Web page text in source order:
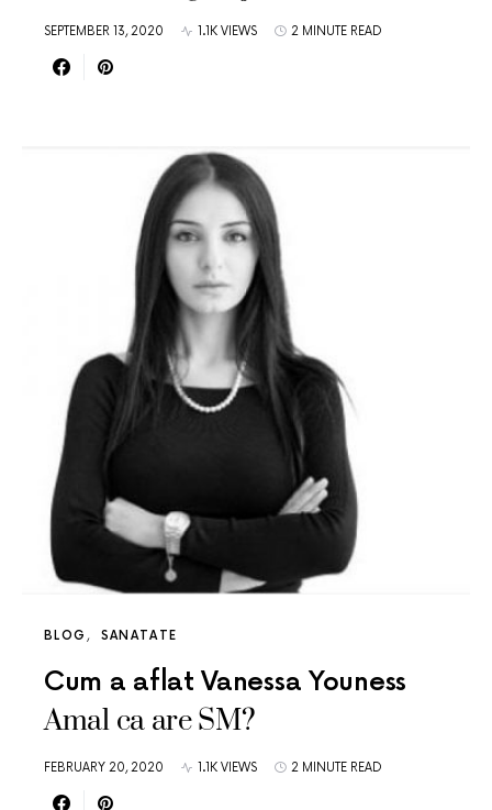
SEPTEMBER 13, 2020 1.1K VIEWS 2 MINUTE READ
BLOG SANATATE
Cum a aflat Vanessa Youness
Amal ca are SM?
FEBRUARY 20, 2020 1.1K VIEWS 2 MINUTE READ